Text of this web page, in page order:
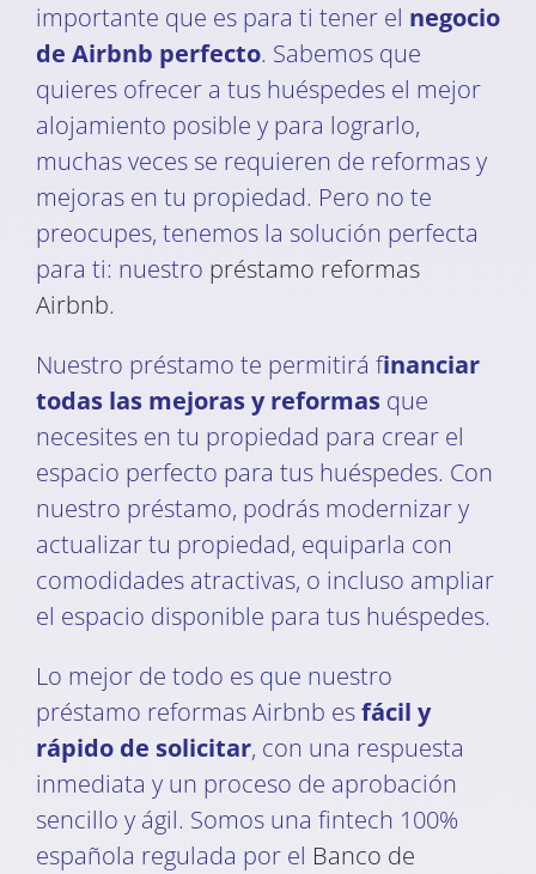
importante que es para ti tener el negocio
de Airbnb perfecto. Sabemos que
quieres ofrecer a tus huéspedes el mejor
alojamiento posible y para lograrlo,
muchas veces se requieren de reformas y
mejoras en tu propiedad. Pero no te
preocupes, tenemos la solución perfecta
para ti: nuestro préstamo reformas
Airbnb.
Nuestro préstamo te permitirá financiar
todas las mejoras y reformasque
necesites en tu propiedad para crear el
espacio perfecto para tus huéspedes. Con
nuestro préstamo, podrás modernizar y
actualizar tu propiedad, equiparla con
comodidades atractivas, o incluso ampliar
el espacio disponible para tus huéspedes.
Lo mejor de todo es que nuestro
préstamo reformas Airbnb esfácil y
rápido de solicitar, con una respuesta
inmediata y un proceso de aprobación
sencillo y ágil. Somos una fintech 100%
española regulada por el Banco de